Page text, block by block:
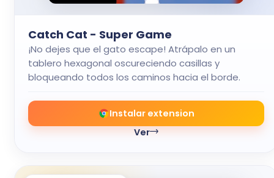
Catch Cat - Super Game
¡No dejes que el gato escape! Atrápalo en un
tablero hexagonal oscureciendo casillas y
bloqueando todos los caminos hacia el borde.
Instalar extension
Ver